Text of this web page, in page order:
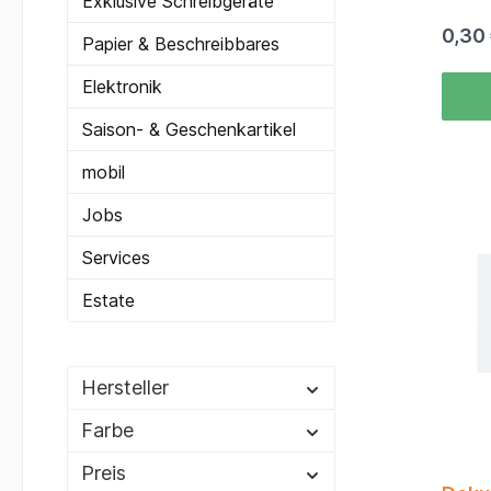
Papier & Beschreibbares
Elektronik
Saison- & Geschenkartikel
mobil
Jobs
Services
Estate
Hersteller
Farbe
Preis
0,30